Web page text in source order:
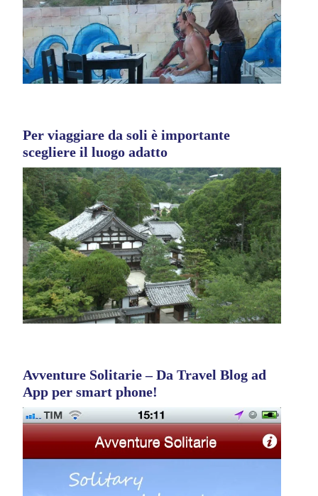
Per viaggiare da soli è importante
scegliere il luogo adatto
Avventure Solitarie – Da Travel Blog ad
App per smart phone!